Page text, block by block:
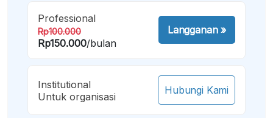
Professional
Rp100.000
Rp150.000/bulan
Langganan»
Institutional
Untuk organisasi
Hubungi Kami